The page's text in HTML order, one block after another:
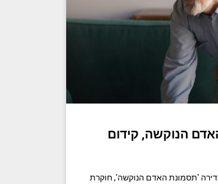
הנוקשה, קידום
'תסמונת האדם הנוקשה', חוקרת